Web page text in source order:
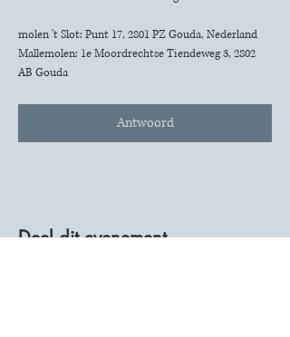
molen 't Slot: Punt 17, 2801 PZ Gouda, Nederland
Mallemolen: 1e Moordrechtse Tiendeweg 3, 2802
AB Gouda
Antwoord
Deel dit evenement